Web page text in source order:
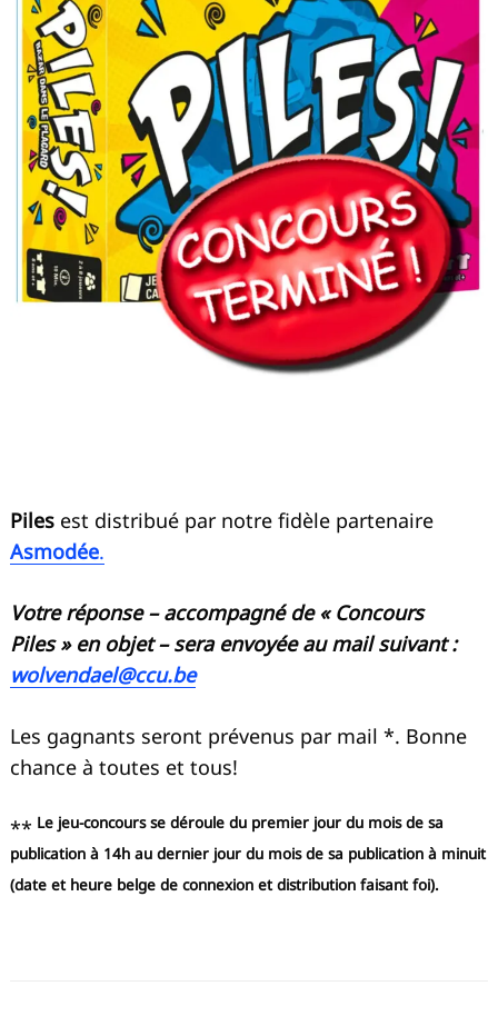
Piles est distribué par notre fidèle partenaire
Asmodée.
Votre réponse – accompagné de « Concours
Piles » en objet – sera envoyée au mail suivant :
wolvendael@ccu.be
Les gagnants seront prévenus par mail *. Bonne
chance à toutes et tous!
** Le jeu-concours se déroule du premier jour du mois de sa
publication à 14h au dernier jour du mois de sa publication à minuit
(date et heure belge de connexion et distribution faisant foi).